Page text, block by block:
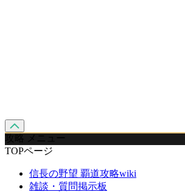
攻略 メニュー
TOPページ
信長の野望 覇道攻略wiki
雑談・質問掲示板